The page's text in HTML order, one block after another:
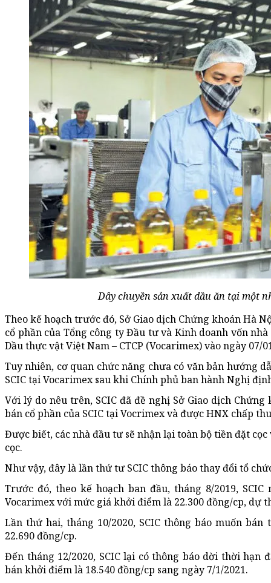
Dây chuyền sản xuất dầu ăn tại một
Theo kế hoạch trước đó, Sở Giao dịch Chứng khoán Hà
cổ phần của Tổng công ty Đầu tư và Kinh doanh vốn
Dầu thực vật Việt Nam – CTCP (Vocarimex) vào ngày 07/
Tuy nhiên, cơ quan chức năng chưa có văn bản hướng
SCIC tại Vocarimex sau khi Chính phủ ban hành Nghị
Với lý do nêu trên, SCIC đã đề nghị Sở Giao dịch
bán cổ phần của SCIC tại Vocrimex và được HNX chấp
Được biết, các nhà đầu tư sẽ nhận lại toàn bộ tiền đặt
cọc.
Như vậy, đây là lần thứ tư SCIC thông báo thay đổi tổ
Trước đó, theo kế hoạch ban đầu, tháng 8/2019,
Vocarimex với mức giá khởi điểm là 22.300 đồng/cp, dự
Lần thứ hai, tháng 10/2020, SCIC thông báo muốn
22.690 đồng/cp.
Đến tháng 12/2020, SCIC lại có thông báo dời thời
bán khởi điểm là 18.540 đồng/cp sang ngày 7/1/2021.